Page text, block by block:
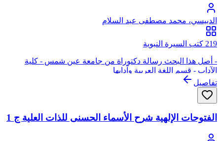
الدبيسي، محمد مصطفى عبد السلام
219 كتب السيرة النبوية
- أصل هذا البحث رسالة دكتوراة من جامعة عين شمس - كلية
الآداب - قسم اللغة العربية وآدابها
تفاصيل
الفتوحات الإلهية شرح الأسماء الحسنى للذات العلية ج 1